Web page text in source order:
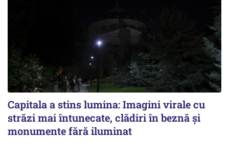
Capitala a stins lumina: Imagini virale cu
străzi mai întunecate, clădiri în beznă și
monumente fără iluminat